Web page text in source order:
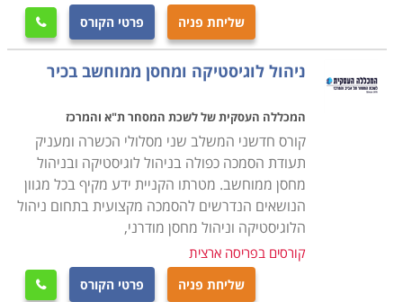
יש משמעות רבה יותר לכל רכישה כמו גם לניהול המלאי
ולכן אמנם אין תנאי קבלה אך נדרשים כישורים אישיים על
מנת להצליח בתפקיד מרכזי זה.
במסגרת הקורס מועברים תכנים להכנת תכנית רכש, הכנת
הצעת מחיר באופן יעיל ואפקטיבי לארגון, תהליכי משא ומתן,
ניהול קשרי ושיתופי פעולה עם ספקים תוך הקפדה על כל
הנהלים והכללים המשפטיים בתחום הסחר והמיסוי מול
ספקים מקומיים ובינלאומיים.
עבור מי מתאימים הלימודים
קורס רכש ולוגיסטיקה אורך כשנה אחת, כאשר הוא מתנהל
שליחת פניה פרטי הקורס 
ניהול לוגיסטיקה ומחסן ממוחשב בכיר
המכללה העסקית של לשכת המסחר ת"א והמרכז
קורס חדשני המשלב שני מסלולי הכשרה ומעניק
תעודת הסמכה כפולה בניהול לוגיסטיקה ובניהול
מחסן ממוחשב. מטרתו הקניית ידע מקיף בכל מגוון
הנושאים הנדרשים להסמכה מקצועית בתחום ניהול
הלוגיסטיקה וניהול מחסן מודרני,
קורסים בפריסה ארצית
שליחת פניה פרטי הקורס 